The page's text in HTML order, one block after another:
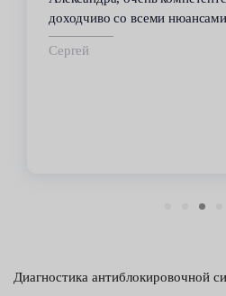
доходчиво со всеми
Сергей
Диагностика антиблокировочной